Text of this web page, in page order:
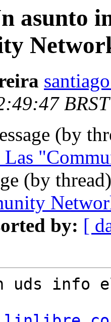
asunto
(by
Las
(by
by: [
uds info